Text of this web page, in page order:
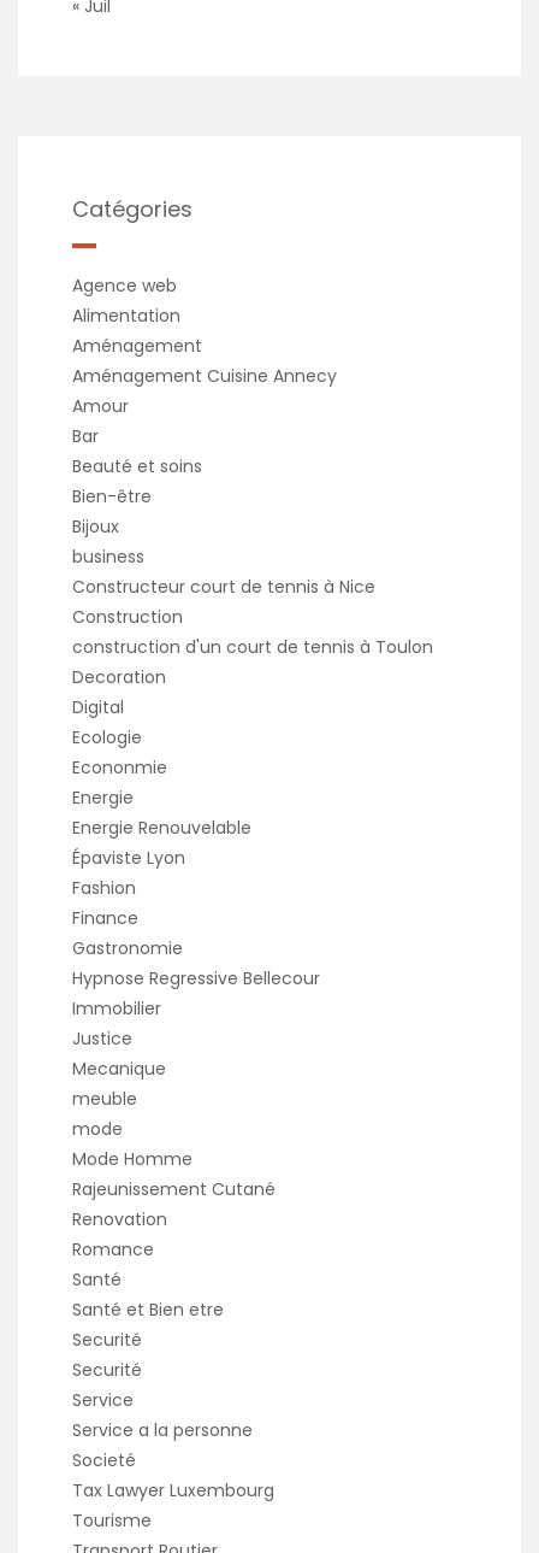
« Juil
Catégories
Agence web
Alimentation
Aménagement
Aménagement Cuisine Annecy
Amour
Bar
Beauté et soins
Bien-être
Bijoux
business
Constructeur court de tennis à Nice
Construction
construction d'un court de tennis à Toulon
Decoration
Digital
Ecologie
Econonmie
Energie
Energie Renouvelable
Épaviste Lyon
Fashion
Finance
Gastronomie
Hypnose Regressive Bellecour
Immobilier
Justice
Mecanique
meuble
mode
Mode Homme
Rajeunissement Cutané
Renovation
Romance
Santé
Santé et Bien etre
Securité
Securité
Service
Service a la personne
Societé
Tax Lawyer Luxembourg
Tourisme